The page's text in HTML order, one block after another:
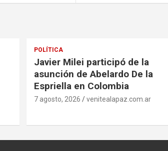
POLÍTICA
Javier Milei participó de la
asunción de Abelardo De la
Espriella en Colombia
7 agosto, 2026 venitealapaz.com.ar